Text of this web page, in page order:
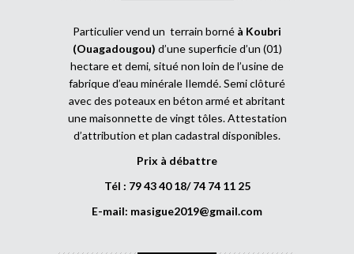
Particulier vend un terrain borné à Koubri
(Ouagadougou) d’une superficie d’un (01)
hectare et demi, situé non loin de l’usine de
fabrique d’eau minérale Ilemdé. Semi clôturé
avec des poteaux en béton armé et abritant
une maisonnette de vingt tôles. Attestation
d’attribution et plan cadastral disponibles.
Prix à débattre
Tél : 79 43 40 18/ 74 74 11 25
E-mail: masigue2019@gmail.com